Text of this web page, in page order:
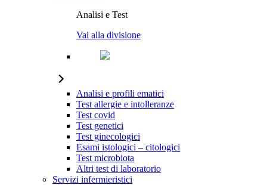
Analisi e Test
Vai alla divisione
Analisi e profili ematici
Test allergie e intolleranze
Test covid
Test genetici
Test ginecologici
Esami istologici – citologici
Test microbiota
Altri test di laboratorio
Servizi infermieristici